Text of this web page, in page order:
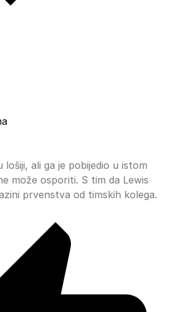
lošiji, ali ga je pobijedio u istom
može osporiti. S tim da Lewis
prvenstva od timskih kolega.